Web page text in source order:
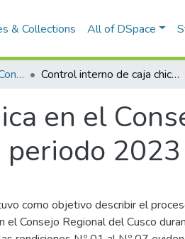
& Collections All of DSpace
Escuela Profesional de Contabilidad Control interno de caja chica en el Consejo Regional del Gobierno Regional Cusco, periodo 2023
en el
periodo 2023
como objetivo describir el
el Consejo Regional del Cusco